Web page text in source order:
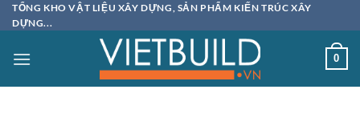
Bỏ
qua
dung
TỔNG KHO VẬT LIỆU XÂY DỰNG, SẢN PHẨM KIẾN TRÚC XÂY
DỰNG...
0